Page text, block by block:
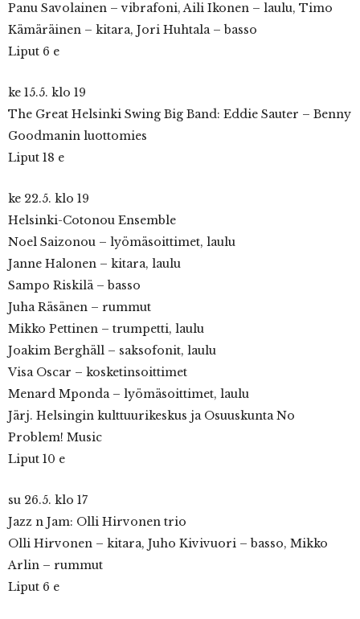
Panu Savolainen – vibrafoni, Aili Ikonen – laulu, Timo
Kämäräinen – kitara, Jori Huhtala – basso
Liput 6 e
ke 15.5. klo 19
The Great Helsinki Swing Big Band: Eddie Sauter – Benny
Goodmanin luottomies
Liput 18 e
ke 22.5. klo 19
Helsinki-Cotonou Ensemble
Noel Saizonou – lyömäsoittimet, laulu
Janne Halonen – kitara, laulu
Sampo Riskilä – basso
Juha Räsänen – rummut
Mikko Pettinen – trumpetti, laulu
Joakim Berghäll – saksofonit, laulu
Visa Oscar – kosketinsoittimet
Menard Mponda – lyömäsoittimet, laulu
Järj. Helsingin kulttuurikeskus ja Osuuskunta No
Problem! Music
Liput 10 e
su 26.5. klo 17
Jazz n Jam: Olli Hirvonen trio
Olli Hirvonen – kitara, Juho Kivivuori – basso, Mikko
Arlin – rummut
Liput 6 e